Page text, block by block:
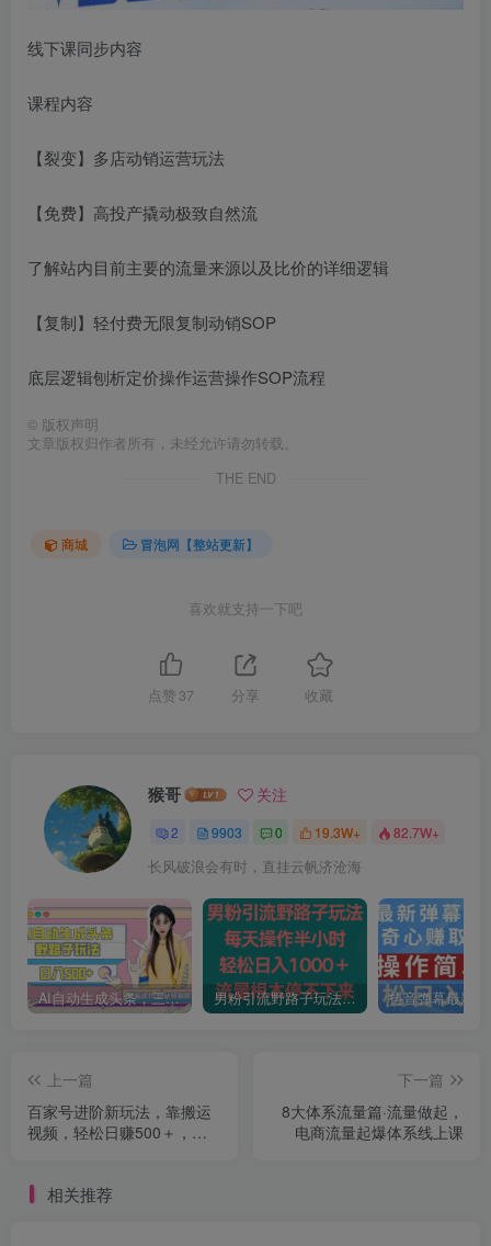
线下课同步内容
课程内容
【裂变】多店动销运营玩法
【免费】高投产撬动极致自然流
了解站内目前主要的流量来源以及比价的详细逻辑
【复制】轻付费无限复制动销SOP
底层逻辑刨析定价操作运营操作SOP流程
© 版权声明
文章版权归作者所有，未经允许请勿转载。
THE END
商城 冒泡网【整站更新】
喜欢就支持一下吧
点赞 37 分享 收藏
猴哥 关注
2 9903 0 19.3W+ 82.7W+
长风破浪会有时，直挂云帆济沧海
AI自动生成头条，三天必起号，三分钟轻松发布内容，复制粘贴，保姆级教… 男粉引流野路子玩法，每天操作半小时轻松日入1000＋，流量根本停不下来
上一篇
百家号进阶新玩法，靠搬运
视频，轻松日赚500＋，附
下一篇
8大体系流量篇·流量做起，
电商流量起爆体系线上课
相关推荐